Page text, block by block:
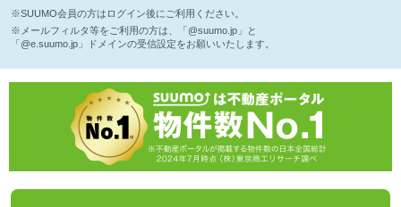
※SUUMO会員の方はログイン後にご利用ください。
※メールフィルタ等をご利用の方は、「@suumo.jp」と
「@e.suumo.jp」ドメインの受信設定をお願いいたします。